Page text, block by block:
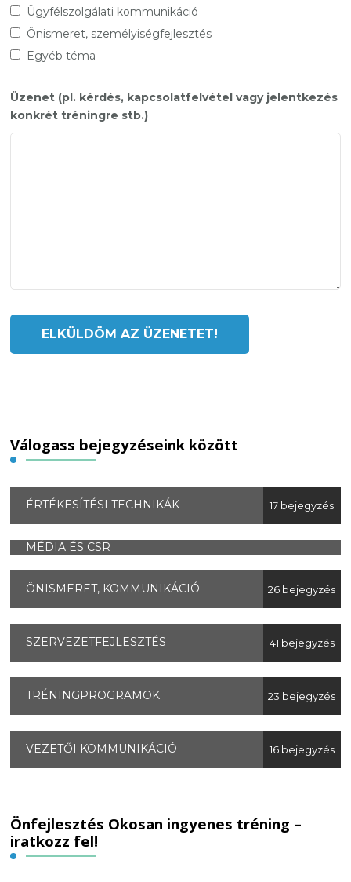
Ügyfélszolgálati kommunikáció
Önismeret, személyiségfejlesztés
Egyéb téma
Üzenet (pl. kérdés, kapcsolatfelvétel vagy jelentkezés
konkrét tréningre stb.)
Válogass bejegyzéseink között
ÉRTÉKESÍTÉSI TECHNIKÁK 17 bejegyzés
MÉDIA ÉS CSR
ÖNISMERET, KOMMUNIKÁCIÓ 26 bejegyzés
SZERVEZETFEJLESZTÉS 41 bejegyzés
TRÉNINGPROGRAMOK 23 bejegyzés
VEZETŐI KOMMUNIKÁCIÓ 16 bejegyzés
Önfejlesztés Okosan ingyenes tréning –
iratkozz fel!